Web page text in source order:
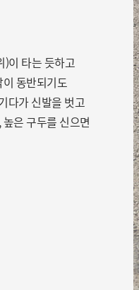
)이 타는 듯하고
동반되기도
다가 신발을 벗고
은 구두를 신으면